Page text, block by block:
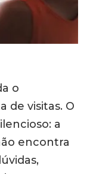
o
de visitas. O
a
encontra